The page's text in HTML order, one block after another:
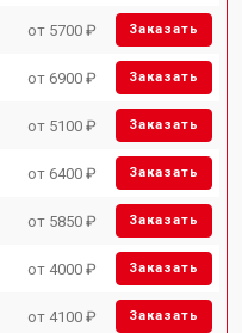
от 5700 ₽ Заказать
от 6900 ₽ Заказать
от 5100 ₽ Заказать
от 6400 ₽ Заказать
от 5850 ₽ Заказать
от 4000 ₽ Заказать
от 4100 ₽ Заказать